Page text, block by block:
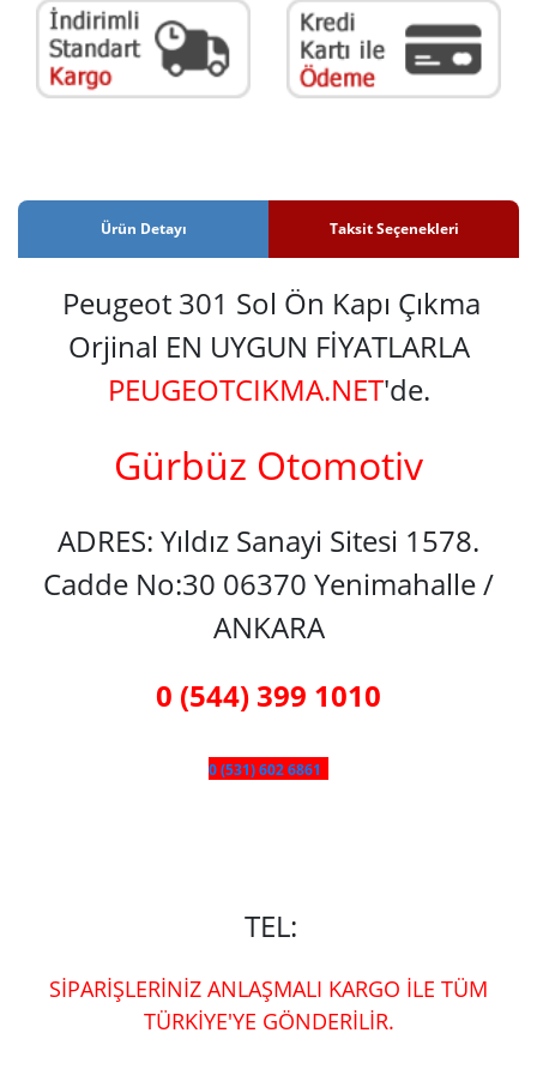
Ürün Detayı Taksit Seçenekleri
Peugeot 301 Sol Ön Kapı Çıkma
Orjinal EN UYGUN FİYATLARLA
PEUGEOTCIKMA.NET'de.
Gürbüz Otomotiv
ADRES: Yıldız Sanayi Sitesi 1578.
Cadde No:30 06370 Yenimahalle /
ANKARA
0 (544) 399 1010
0 (531) 602 6861
TEL:
SİPARİŞLERİNİZ ANLAŞMALI KARGO İLE TÜM
TÜRKİYE'YE GÖNDERİLİR.